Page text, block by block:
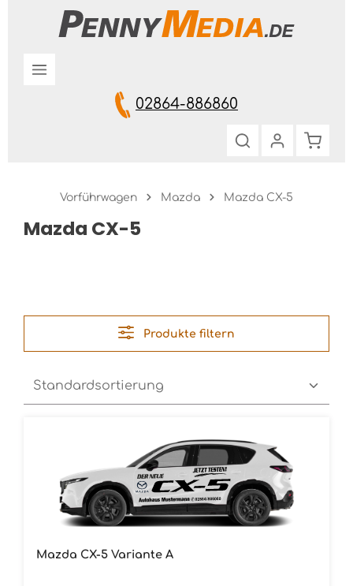
Zum Hauptinhalt springen
02864-886860
Vorführwagen Mazda Mazda CX-5
Mazda CX-5
Produkte filtern
Mazda CX-5 Variante A